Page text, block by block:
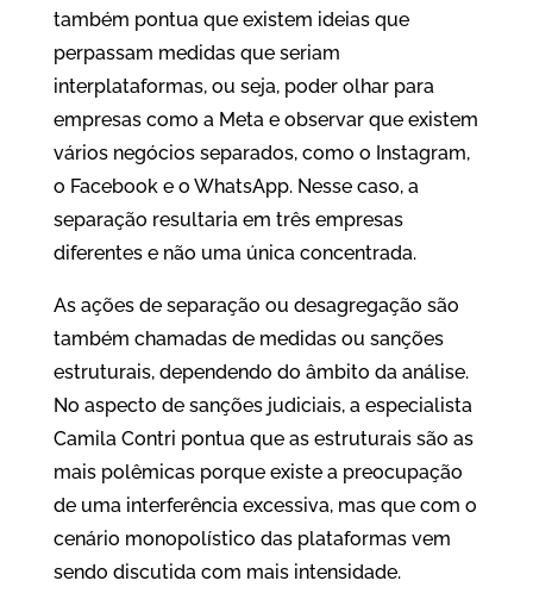
também pontua que existem ideias que
perpassam medidas que seriam
interplataformas, ou seja, poder olhar para
empresas como a Meta e observar que existem
vários negócios separados, como o Instagram,
o Facebook e o WhatsApp. Nesse caso, a
separação resultaria em três empresas
diferentes e não uma única concentrada.
As ações de separação ou desagregação são
também chamadas de medidas ou sanções
estruturais, dependendo do âmbito da análise.
No aspecto de sanções judiciais, a especialista
Camila Contri pontua que as estruturais são as
mais polêmicas porque existe a preocupação
de uma interferência excessiva, mas que com o
cenário monopolístico das plataformas vem
sendo discutida com mais intensidade.